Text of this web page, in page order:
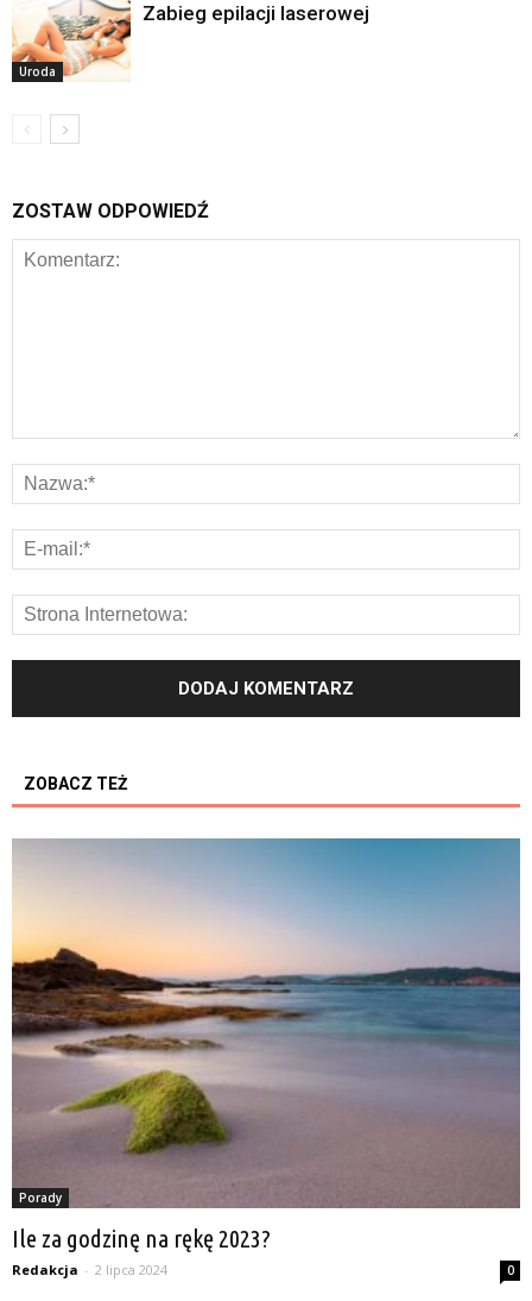
Uroda
Zabieg epilacji laserowej
ZOSTAW ODPOWIEDŹ
ZOBACZ TEŻ
Porady
Ile za godzinę na rękę 2023?
Redakcja - 2 lipca 2024 0